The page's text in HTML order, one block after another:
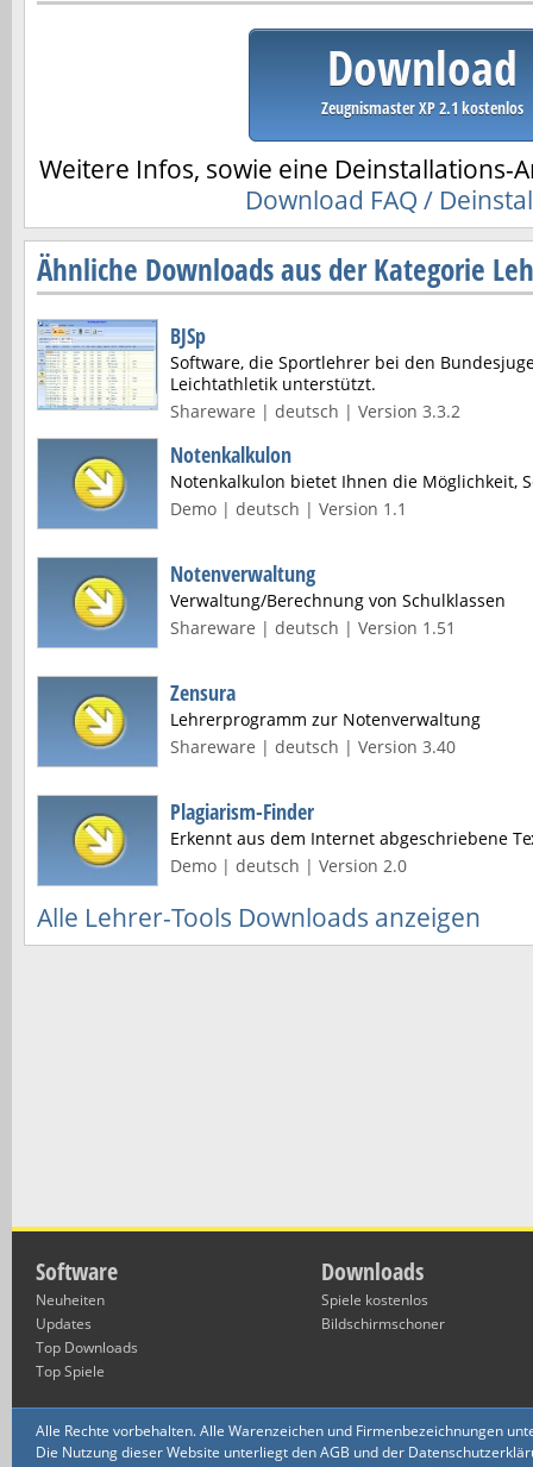
Download
Zeugnismaster XP 2.1 kostenlos
Weitere Infos, sowie eine Deinstallations-
Download FAQ /
Ähnliche Downloads aus der Kategorie
BJSp
Software, die Sportlehrer bei den
Leichtathletik unterstützt.
Shareware | deutsch | Version 3.3.2
Notenkalkulon
Notenkalkulon bietet Ihnen die Möglichkeit,
Demo | deutsch | Version 1.1
Notenverwaltung
Verwaltung/Berechnung von Schulklassen
Shareware | deutsch | Version 1.51
Zensura
Lehrerprogramm zur Notenverwaltung
Shareware | deutsch | Version 3.40
Plagiarism-Finder
Erkennt aus dem Internet abgeschriebene
Demo | deutsch | Version 2.0
Alle Lehrer-Tools Downloads anzeigen
Software
Neuheiten
Updates
Top Downloads
Top Spiele
Downloads
Spiele kostenlos
Bildschirmschoner
Alle Rechte vorbehalten. Alle Warenzeichen und Firmenbezeichnungen
Die Nutzung dieser Website unterliegt den AGB und der